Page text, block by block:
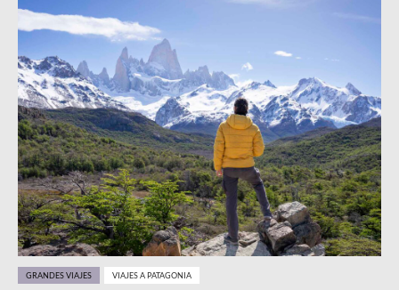
GRANDES VIAJES VIAJES A PATAGONIA